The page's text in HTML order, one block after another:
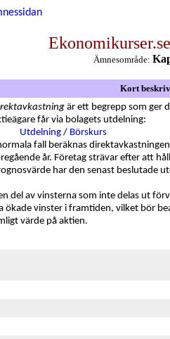
Ämnesområde:
Kort
är ett begrepp som ger
får via bolagets utdelning:
Utdelning / Börskurs
fall beräknas
år. Företag strävar efter att
har den senast beslutade
del av vinsterna som inte delas ut
ökade vinster i framtiden, vilket bör
värde på aktien.